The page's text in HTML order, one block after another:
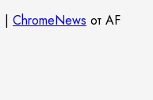
| ChromeNews от AF